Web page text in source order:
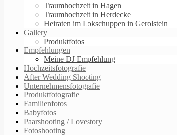
Traumhochzeit in Hagen
Traumhochzeit in Herdecke
Heiraten im Lokschuppen in Gerolstein
Gallery
Produktfotos
Empfehlungen
Meine DJ Empfehlung
Hochzeitsfotografie
After Wedding Shooting
Unternehmensfotografie
Produktfotografie
Familienfotos
Babyfotos
Paarshooting / Lovestory
Fotoshooting